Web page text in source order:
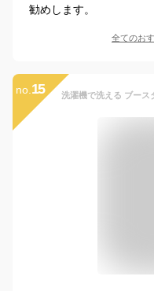
勧めします。
全てのお
no. 15